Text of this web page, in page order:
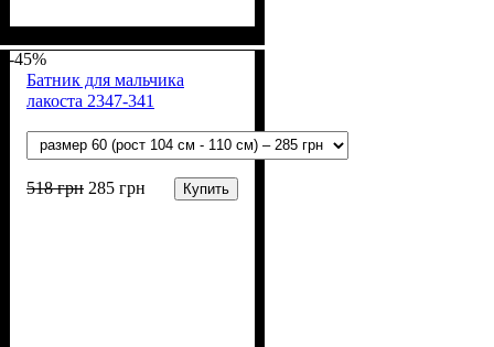
хлопок)
-45%
Батник для мальчика
лакоста 2347-341
518грн 285 грн Купить